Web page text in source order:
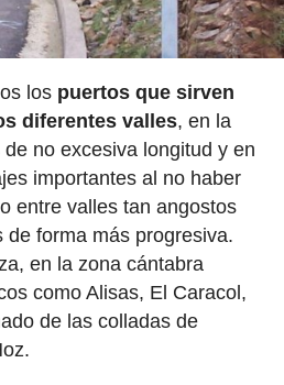
los puertos que sirven
diferentes valles, en la
no excesiva longitud y en
importantes al no haber
entre valles tan angostos
de forma más progresiva.
en la zona cántabra
como Alisas, El Caracol,
de las colladas de